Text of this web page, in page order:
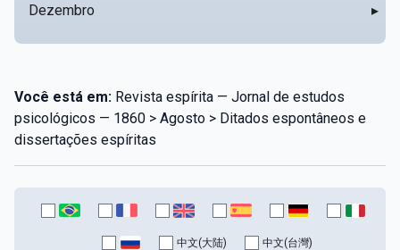
Dezembro ▸
Você está em: Revista espírita — Jornal de estudos
psicológicos — 1860 > Agosto > Ditados espontâneos e
dissertações espíritas
中文(大陆) 中文(台灣)